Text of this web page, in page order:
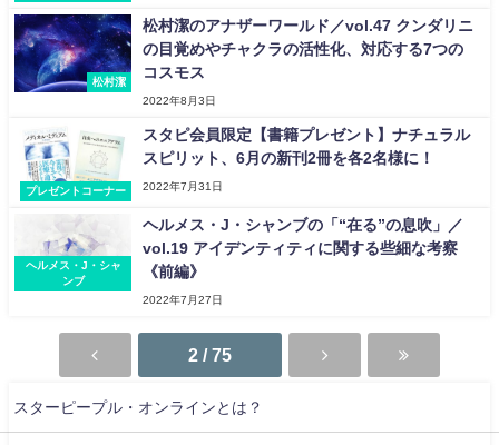
松村潔
松村潔のアナザーワールド／vol.47 クンダリニ
の目覚めやチャクラの活性化、対応する7つの
コスモス
2022年8月3日
プレゼントコーナー
スタピ会員限定【書籍プレゼント】ナチュラル
スピリット、6月の新刊2冊を各2名様に！
2022年7月31日
ヘルメス・J・シャ
ンブ
ヘルメス・J・シャンブの「“在る”の息吹」／
vol.19 アイデンティティに関する些細な考察
《前編》
2022年7月27日
2 / 75
スターピープル・オンラインとは？